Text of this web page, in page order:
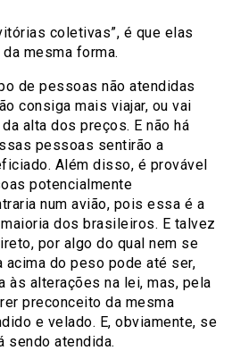
coletivas”, é que elas
mesma forma.
de pessoas não atendidas
consiga mais viajar, ou vai
alta dos preços. E não há
pessoas sentirão a
Além disso, é provável
potencialmente
num avião, pois essa é a
dos brasileiros. E talvez
por algo do qual nem se
do peso pode até ser,
às alterações na lei, mas, pela
preconceito da mesma
e velado. E, obviamente, se
sendo atendida.